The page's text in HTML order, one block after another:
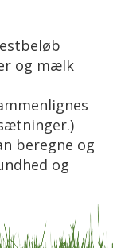
og mælk
beregne og
og